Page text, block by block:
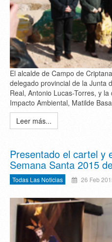
El alcalde de Campo de
delegado provincial de la Junta
Real, Antonio Lucas-Torres, y
Impacto Ambiental, Matilde
Leer más...
Presentado el cartel y
Semana Santa 2015
Todas Las Noticias 26 Feb